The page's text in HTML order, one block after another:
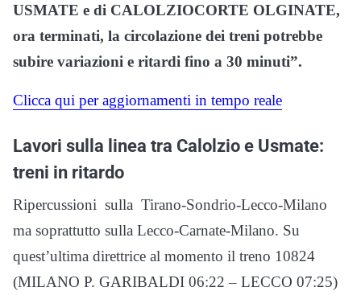
USMATE e di CALOLZIOCORTE OLGINATE,
ora terminati, la circolazione dei treni potrebbe
subire variazioni e ritardi fino a 30 minuti”.
Clicca qui per aggiornamenti in tempo reale
Lavori sulla linea tra Calolzio e Usmate:
treni in ritardo
Ripercussioni sulla Tirano-Sondrio-Lecco-Milano
ma soprattutto sulla Lecco-Carnate-Milano. Su
quest’ultima direttrice al momento il treno 10824
(MILANO P. GARIBALDI 06:22 – LECCO 07:25)